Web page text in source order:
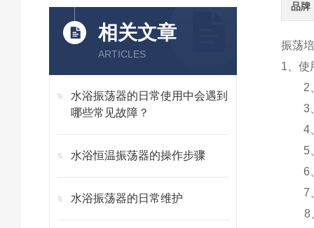
相关文章
ARTICLES
水浴振荡器的日常使用中会遇到
哪些常见故障？
水浴恒温振荡器的操作步骤
水浴振荡器的日常维护
品牌
振荡
1、使
2、
3、
4、
5、
6、
7、
8、